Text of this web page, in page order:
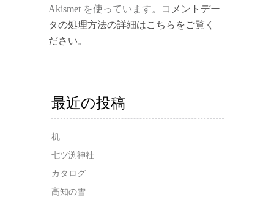
Akismet を使っています。
コメントデー
タの処理方法の詳細はこちらをご覧く
ださい。
最近の投稿
机
七ツ渕神社
カタログ
高知の雪